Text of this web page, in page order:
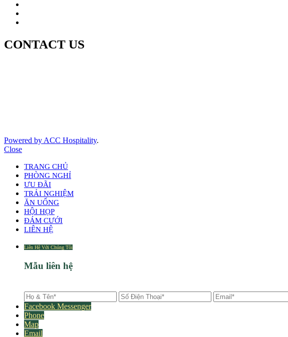
CONTACT US
Powered by ACC Hospitality.
Close
TRANG CHỦ
PHÒNG NGHỈ
ƯU ĐÃI
TRẢI NGHIỆM
ĂN UỐNG
HỘI HỌP
ĐÁM CƯỚI
LIÊN HỆ
Liên Hệ Với Chúng Tôi
Mẫu liên hệ
Facebook Messenger
Phone
Map
Email